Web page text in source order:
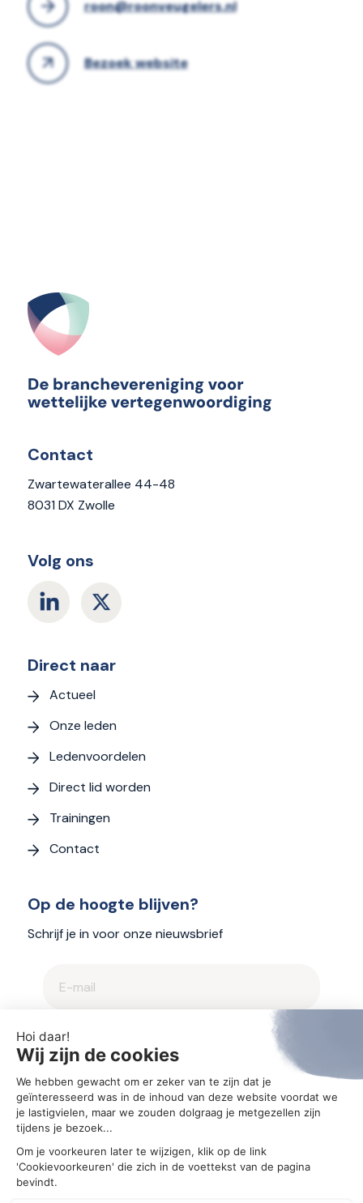
roon@roonveugelers.nl
Bezoek website
Contact
Zwartewaterallee 44-48
8031 DX Zwolle
Volg ons
Direct naar
Actueel
Onze leden
Ledenvoordelen
Direct lid worden
Trainingen
Contact
Op de hoogte blijven?
Schrijf je in voor onze nieuwsbrief